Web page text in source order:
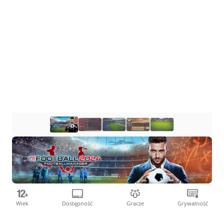
Wiek Dostępność Gracze Grywalność